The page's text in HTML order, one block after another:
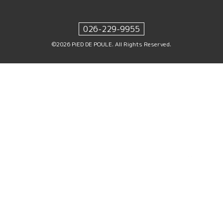
026-229-9955
©2026 PiED DE POULE. All Rights Reserved.